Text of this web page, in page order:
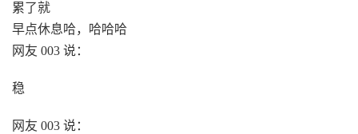
累了就
早点休息哈，哈哈哈
网友 003 说：
稳
网友 003 说：